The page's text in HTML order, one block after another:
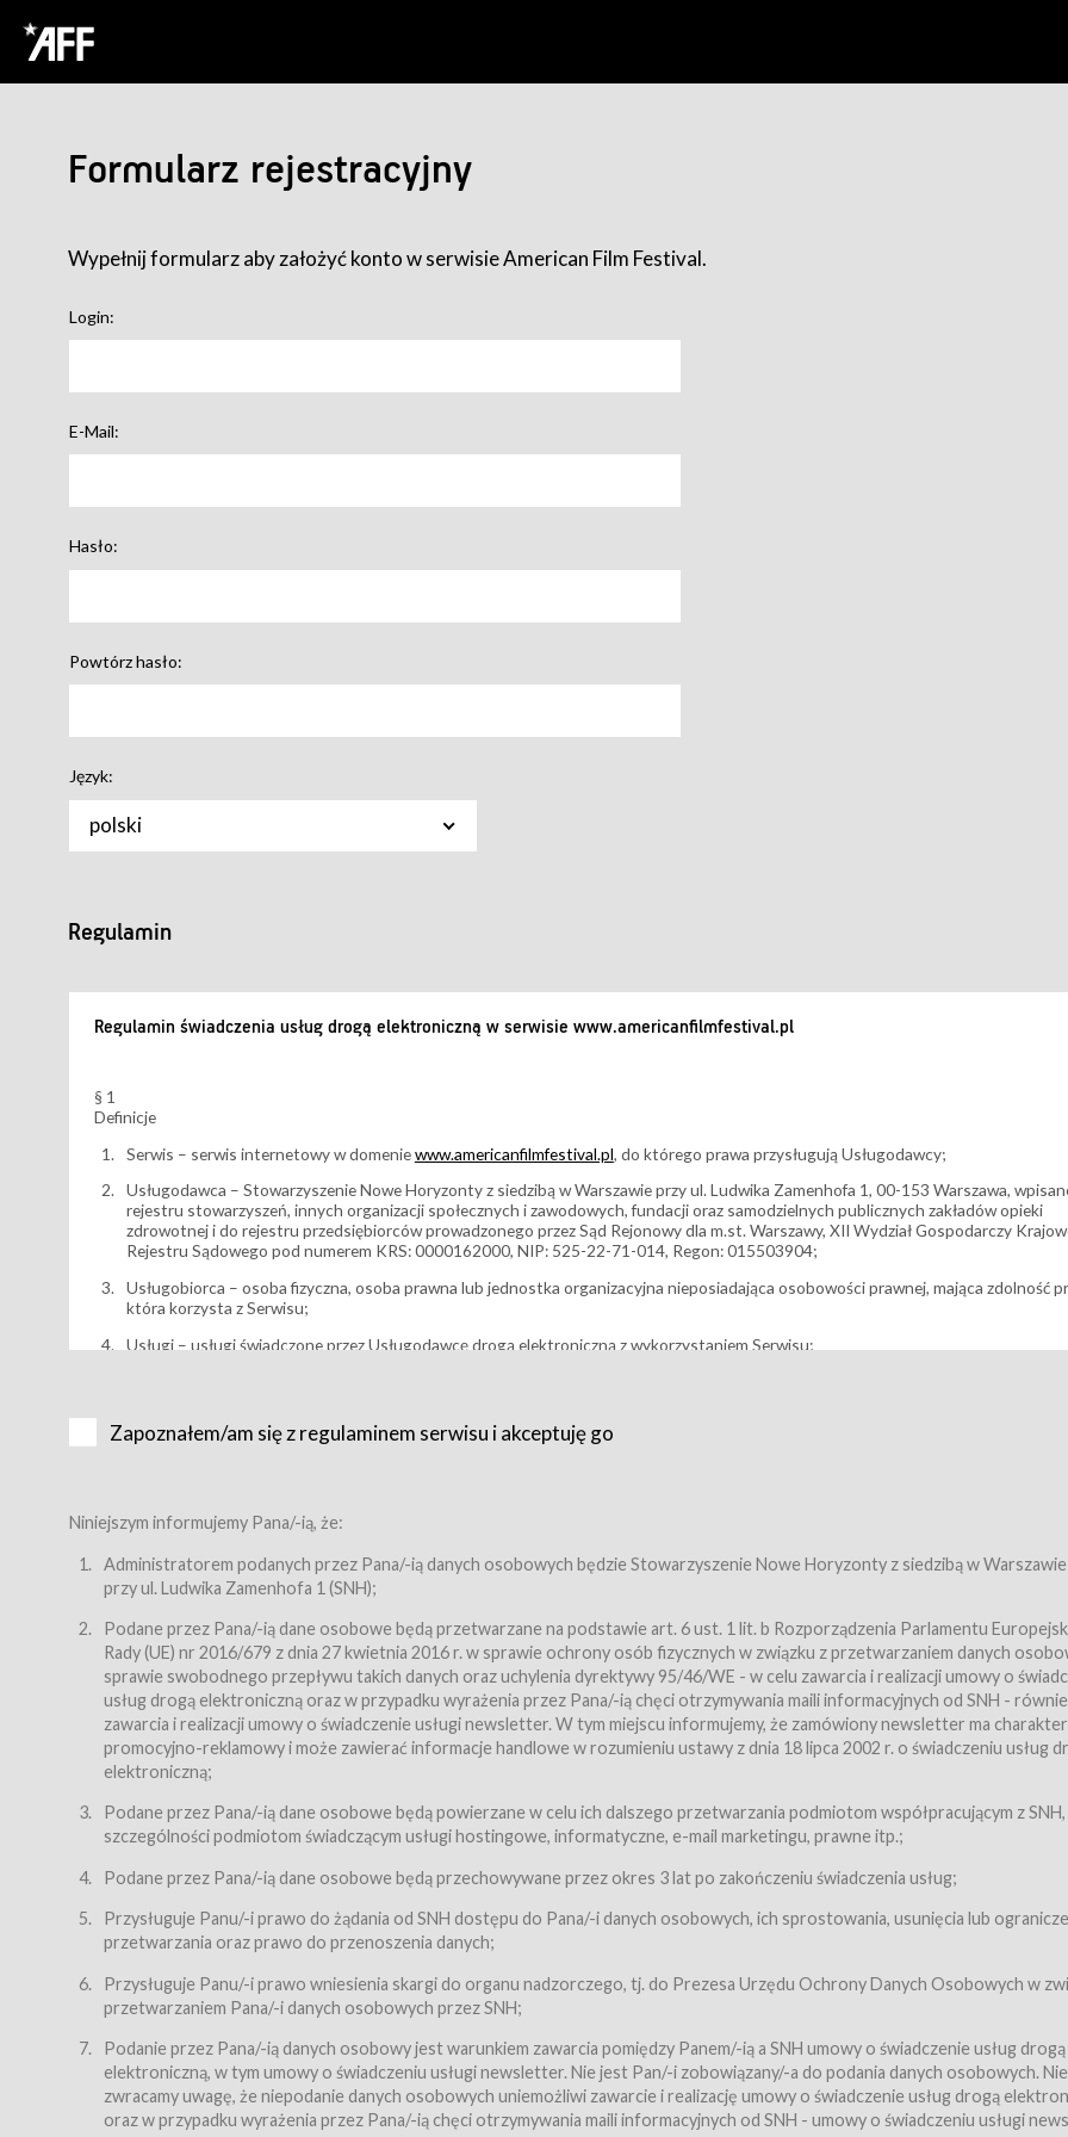
Formularz rejestracyjny
Wypełnij formularz aby założyć konto w serwisie American Film Festival.
Login:
E-Mail:
Hasło:
Powtórz hasło:
Język:
polski
Regulamin
Regulamin świadczenia usług drogą elektroniczną w serwisie www.americanfilmfestival.pl
§ 1
Definicje
Serwis – serwis internetowy w domeniewww.americanfilmfestival.pl, do którego prawa przysługują Usługodawcy;
Usługodawca – Stowarzyszenie Nowe Horyzonty z siedzibą w Warszawie przy ul. Ludwika Zamenhofa 1, 00-153 Warszawa,
rejestru stowarzyszeń, innych organizacji społecznych i zawodowych, fundacji oraz samodzielnych publicznych zakładów opieki
zdrowotnej i do rejestru przedsiębiorców prowadzonego przez Sąd Rejonowy dla m.st. Warszawy, XII Wydział Gospodarczy
Rejestru Sądowego pod numerem KRS: 0000162000, NIP: 525-22-71-014, Regon: 015503904;
Usługobiorca – osoba fizyczna, osoba prawna lub jednostka organizacyjna nieposiadająca osobowości prawnej, mająca zdolność
która korzysta z Serwisu;
Usługi – usługi świadczone przez Usługodawcę drogą elektroniczną z wykorzystaniem Serwisu;
Karnety – wybrane dokumenty potwierdzające zawarcie umowy z Usługodawcą i uprawniające do wzięcia udziału w Wydarzeniu,
Bilety – wybrane dokumenty potwierdzające zawarcie umowy z Usługodawcą i uprawniające do wzięcia udziału w Wydarzeniu,
przewidziane przez Usługodawcę dla danego Wydarzenia, tj. uprawniające do uczestnictwa w wielu albo w pojedynczych seansach
filmowych, wydarzeniach specjalnych i koncertach;
Sklep – sklep internetowy prowadzony przez Usługodawcę w Serwisie;
Regulamin – niniejszy regulamin.
§ 2
Postanowienia ogólne
Regulamin określa zasady:
świadczenia Usługobiorcom Usług przez Usługodawcę, z zastrzeżeniem usług, o których mowa w ust. 2 pkt. 4 i 5 poniżej,
zasady świadczenia precyzują odrębne regulaminy,
przetwarzania przez Usługodawcę danych osobowych Usługobiorców będących osobami fizycznymi.
Usługodawca świadczy w szczególności następujące Usługi:Usługodawca świadczy Usługi drogą elektroniczną w rozumieniu
dnia 18 lipca 2002 r. o świadczeniu usług drogą elektroniczną (Dz.U. z 2002 r., Nr 144, poz. 1204, z późń. zm.). Usługi świadczone są
nieodpłatnie.
usługę przeglądania i odczytywania przez Usługobiorców materiałów zamieszczanych w Serwisie,
usługę newsletter,
usługę zawierania na odległość umów nabycia Karnetów i Biletów,
usługę zawierania na odległość umów sprzedaży w Sklepie.
Usługodawca świadczy Usługi drogą elektroniczną w rozumieniu ustawy z dnia 18 lipca 2002 r. o świadczeniu usług drogą
(Dz.U. z 2002 r., Nr 144, poz. 1204, z późń. zm.). Usługi świadczone są nieodpłatnie.
Zapoznałem/am się z regulaminem serwisu i akceptuję go
Niniejszym informujemy Pana/-ią, że:
Administratorem podanych przez Pana/-ią danych osobowych będzie Stowarzyszenie Nowe Horyzonty z siedzibą w
przy ul. Ludwika Zamenhofa 1 (SNH);
Podane przez Pana/-ią dane osobowe będą przetwarzane na podstawie art. 6 ust. 1 lit. b Rozporządzenia Parlamentu
Rady (UE) nr 2016/679 z dnia 27 kwietnia 2016 r. w sprawie ochrony osób fizycznych w związku z przetwarzaniem danych
sprawie swobodnego przepływu takich danych oraz uchylenia dyrektywy 95/46/WE - w celu zawarcia i realizacji umowy o
usług drogą elektroniczną oraz w przypadku wyrażenia przez Pana/-ią chęci otrzymywania maili informacyjnych od SNH -
zawarcia i realizacji umowy o świadczenie usługi newsletter. W tym miejscu informujemy, że zamówiony newsletter ma charakter
promocyjno-reklamowy i może zawierać informacje handlowe w rozumieniu ustawy z dnia 18 lipca 2002 r. o świadczeniu usług
elektroniczną;
Podane przez Pana/-ią dane osobowe będą powierzane w celu ich dalszego przetwarzania podmiotom współpracującym z
szczególności podmiotom świadczącym usługi hostingowe, informatyczne, e-mail marketingu, prawne itp.;
Podane przez Pana/-ią dane osobowe będą przechowywane przez okres 3 lat po zakończeniu świadczenia usług;
Przysługuje Panu/-i prawo do żądania od SNH dostępu do Pana/-i danych osobowych, ich sprostowania, usunięcia lub
przetwarzania oraz prawo do przenoszenia danych;
Przysługuje Panu/-i prawo wniesienia skargi do organu nadzorczego, tj. do Prezesa Urzędu Ochrony Danych Osobowych w
przetwarzaniem Pana/-i danych osobowych przez SNH;
Podanie przez Pana/-ią danych osobowy jest warunkiem zawarcia pomiędzy Panem/-ią a SNH umowy o świadczenie usług drogą
elektroniczną, w tym umowy o świadczeniu usługi newsletter. Nie jest Pan/-i zobowiązany/-a do podania danych osobowych.
zwracamy uwagę, że niepodanie danych osobowych uniemożliwi zawarcie i realizację umowy o świadczenie usług drogą
oraz w przypadku wyrażenia przez Pana/-ią chęci otrzymywania maili informacyjnych od SNH - umowy o świadczeniu usługi